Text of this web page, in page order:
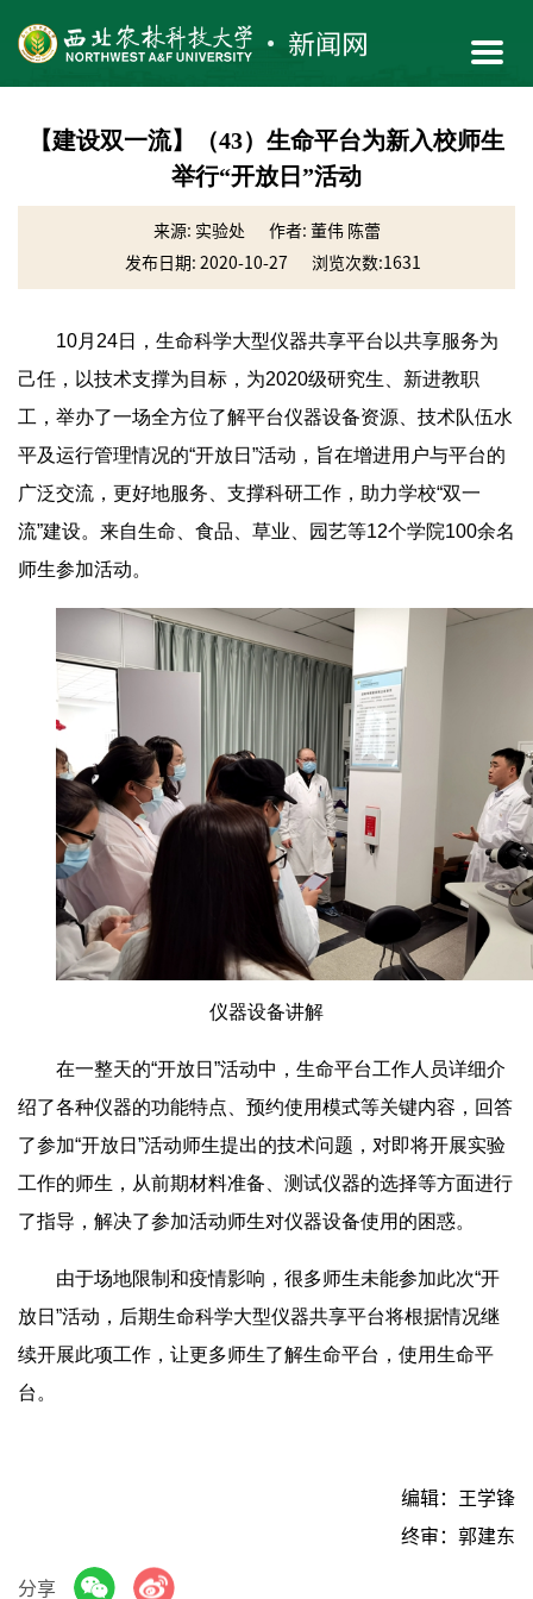
【建设双一流】（43）生命平台为新入校师生
举行“开放日”活动
来源: 实验处
作者: 董伟 陈蕾
发布日期: 2020-10-27
浏览次数:1631
10月24日，生命科学大型仪器共享平台以共享服务为
己任，以技术支撑为目标，为2020级研究生、新进教职
工，举办了一场全方位了解平台仪器设备资源、技术队伍水
平及运行管理情况的“开放日”活动，旨在增进用户与平台的
广泛交流，更好地服务、支撑科研工作，助力学校“双一
流”建设。来自生命、食品、草业、园艺等12个学院100余名
师生参加活动。
仪器设备讲解
在一整天的“开放日”活动中，生命平台工作人员详细介
绍了各种仪器的功能特点、预约使用模式等关键内容，回答
了参加“开放日”活动师生提出的技术问题，对即将开展实验
工作的师生，从前期材料准备、测试仪器的选择等方面进行
了指导，解决了参加活动师生对仪器设备使用的困惑。
由于场地限制和疫情影响，很多师生未能参加此次“开
放日”活动，后期生命科学大型仪器共享平台将根据情况继
续开展此项工作，让更多师生了解生命平台，使用生命平
台。
编辑：王学锋
终审：郭建东
分享